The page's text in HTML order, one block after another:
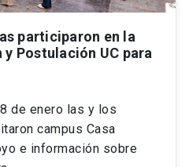
participaron en la
Postulación UC para
de enero las y los
campus Casa
e información sobre